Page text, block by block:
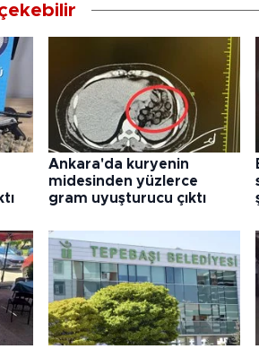
Ankara'da kuryenin
midesinden yüzlerce
gram uyuşturucu çıktı